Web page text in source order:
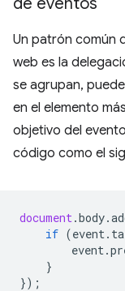
Un patrón común
web es la
se agrupan,
en el elemento
objetivo del
código como el
document.body.
if (event.
event.
}
});